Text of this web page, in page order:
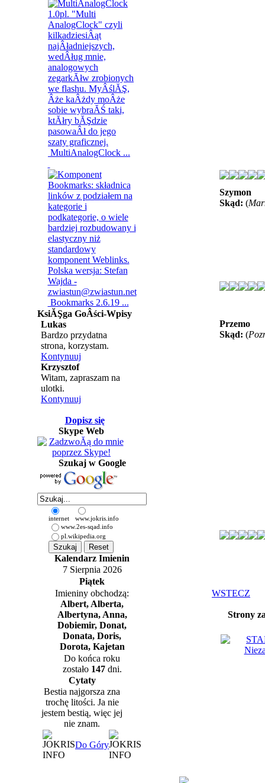
MultiAnalogClock ...
Bookmarks 2.6.19 ...
KsiĂŞga GoÂści-Wpisy
Lukas
Bardzo przydatna
strona, korzystam.
Kontynuuj
Krzysztof
Witam, zapraszam na
ulotki.
Kontynuuj
Dopisz się
Skype Web
Szukaj w Google
internet
www.jokris.info
www.2es-sqad.info
pl.wikipedia.org
Kalendarz Imienin
7 Sierpnia 2026
Piątek
Imieniny obchodzą:
Albert, Alberta,
Albertyna, Anna,
Dobiemir, Donat,
Donata, Doris,
Dorota, Kajetan
Do końca roku
zostało 147dni.
Cytaty
Bestia najgorsza zna
trochę litości. Ja nie
jestem bestią, więc jej
nie znam.
Do Góry
Szymon
Skąd: (
Przemo
Skąd: (
WSTECZ
Strony